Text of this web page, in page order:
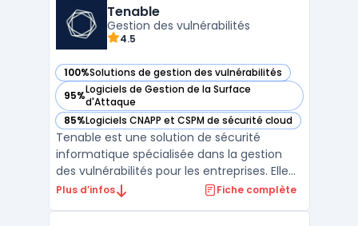
Proofpoint) et s’intègre via API. Déploiement
possible en ...
Tenable
Gestion des vulnérabilités
4.5
100%Solutions de gestion des vulnérabilités
— voir Tenable dans cette catégorie
95%Logiciels de Gestion de la Surface
d'Attaque
— voir Tenable dans cette catégorie
85%Logiciels CNAPP et CSPM de sécurité cloud
— voir Tenable dans cette catégorie
Tenable est une solution de sécurité
informatique spécialisée dans la gestion
des vulnérabilités pour les entreprises. Elle
offre des outils permettant de surveiller,
Plus d’infos Fiche complète